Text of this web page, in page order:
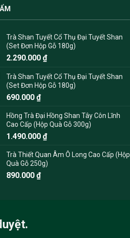
Trà Shan Tuyết Cổ Thụ Đại Tuyết Shan
(Set Đơn Hộp Gỗ 180g)
2.290.000 ₫
Trà Shan Tuyết Cổ Thụ Đại Tuyết Shan
(Set Đơn Hộp Gỗ 180g)
690.000 ₫
Hồng Trà Đại Hồng Shan Tây Côn Lĩnh
Cao Cấp (Hộp Quà Gỗ 300g)
1.490.000 ₫
Trà Thiết Quan Âm Ô Long Cao Cấp (Hộp
Quà Gỗ 250g)
890.000 ₫